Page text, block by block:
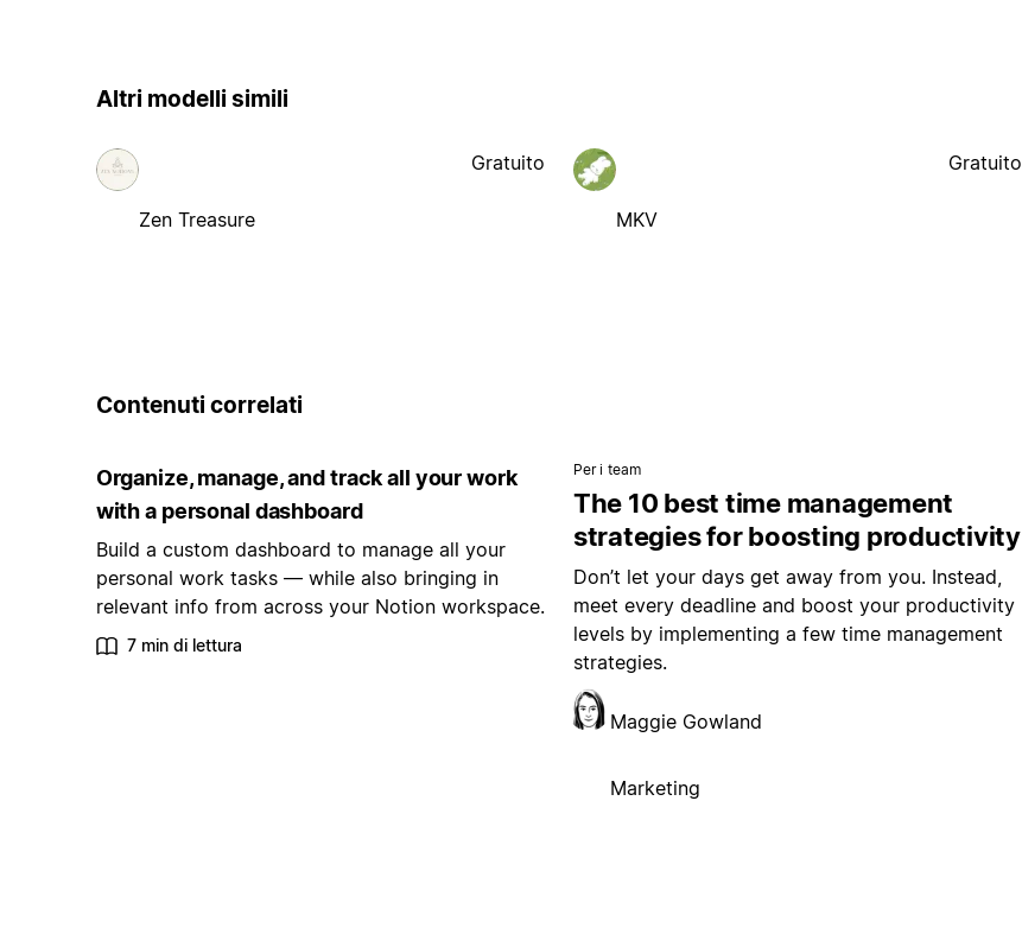
Altri modelli simili
Zen Treasure
Gratuito
MKV
Gratuito
Contenuti correlati
Organize, manage, and track all your work
with a personal dashboard
Build a custom dashboard to manage all your
personal work tasks — while also bringing in
relevant info from across your Notion workspace.
7 min di lettura
Per i team
The 10 best time management
strategies for boosting productivity
Don’t let your days get away from you. Instead,
meet every deadline and boost your productivity
levels by implementing a few time management
strategies.
Maggie Gowland
Marketing